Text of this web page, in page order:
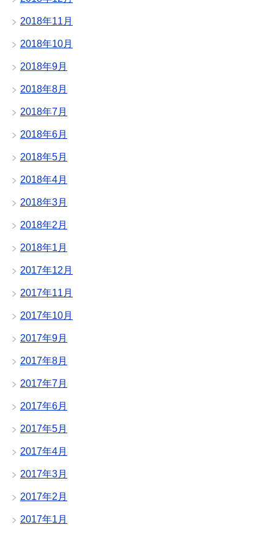
2018年11月
2018年10月
2018年9月
2018年8月
2018年7月
2018年6月
2018年5月
2018年4月
2018年3月
2018年2月
2018年1月
2017年12月
2017年11月
2017年10月
2017年9月
2017年8月
2017年7月
2017年6月
2017年5月
2017年4月
2017年3月
2017年2月
2017年1月